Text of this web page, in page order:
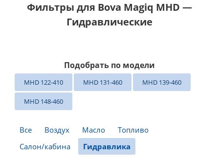
Фильтры для Bova Magiq MHD —
Гидравлические
Подобрать по модели
MHD 122-410 MHD 131-460 MHD 139-460
MHD 148-460
Все Воздух Масло
Топливо
Салон/кабина
Гидравлика